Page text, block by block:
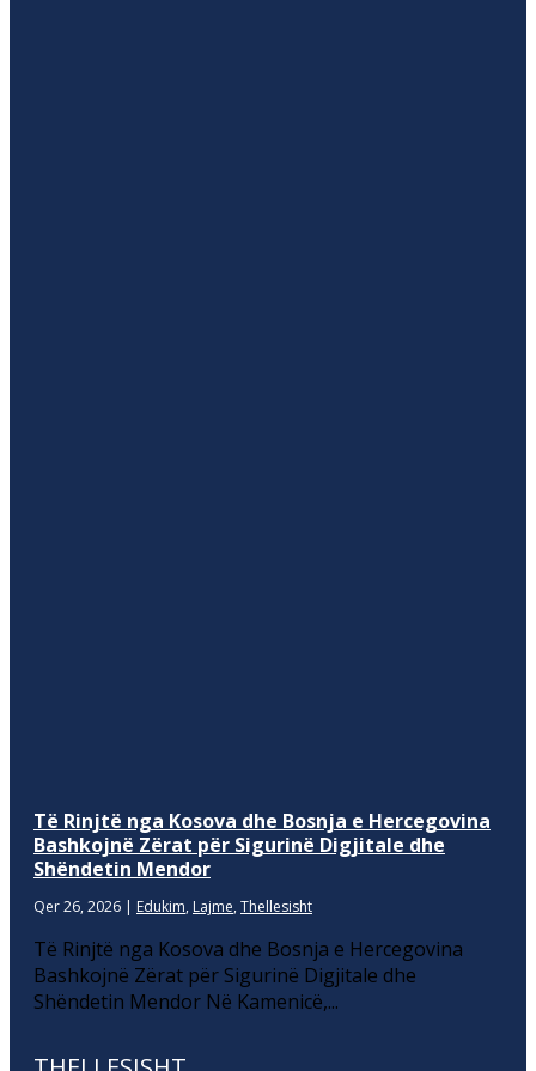
Të Rinjtë nga Kosova dhe Bosnja e Hercegovina
Bashkojnë Zërat për Sigurinë Digjitale dhe
Shëndetin Mendor
Qer 26, 2026 | Edukim, Lajme, Thellesisht
Të Rinjtë nga Kosova dhe Bosnja e Hercegovina
Bashkojnë Zërat për Sigurinë Digjitale dhe
Shëndetin Mendor Në Kamenicë,...